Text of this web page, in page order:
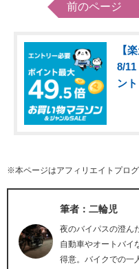
前のページ
【
8/
ン
※本ページはアフィリエイトプロ
筆者：二輪児
夜のバイパスの澄ん
自動車やオートバイ
得意。バイクでの一